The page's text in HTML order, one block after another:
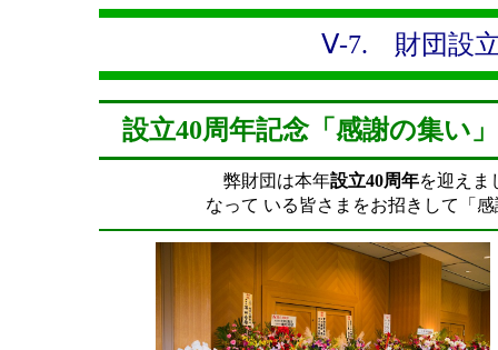
Ⅴ-7. 財団設立
設立40周年記念「感謝の集い」
弊財団は本年設立40周年を迎えま
なって いる皆さまをお招きして「